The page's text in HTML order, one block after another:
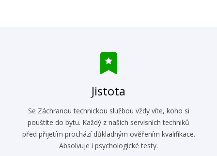
Jistota
Se Záchranou technickou službou vždy víte, koho si
pouštíte do bytu. Každý z našich servisních techniků
před přijetím prochází důkladným ověřením kvalifikace.
Absolvuje i psychologické testy.